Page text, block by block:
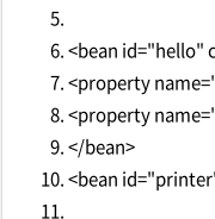
<bean id="hello"
<property
<property
</bean>
<bean